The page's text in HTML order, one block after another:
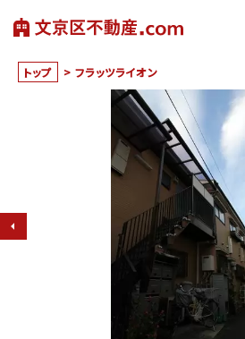
トップ > フラッツライオン